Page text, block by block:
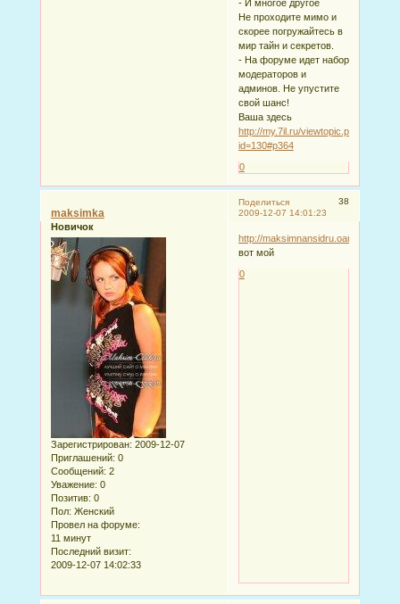
- И многое другое
Не проходите мимо и
скорее погружайтесь в
мир тайн и секретов.
- На форуме идет набор
модераторов и
админов. Не упустите
свой шанс!
Ваша здесь
http://my.7il.ru/viewtopic.php?
id=130#p364
0
Поделиться
38
2009-12-07 14:01:23
maksimka
Новичок
Зарегистрирован: 2009-12-07
Приглашений: 0
Сообщений: 2
Уважение: 0
Позитив: 0
Пол: Женский
Провел на форуме:
11 минут
Последний визит:
2009-12-07 14:02:33
http://maksimnansidru.oanime.ru/
вот мой
0